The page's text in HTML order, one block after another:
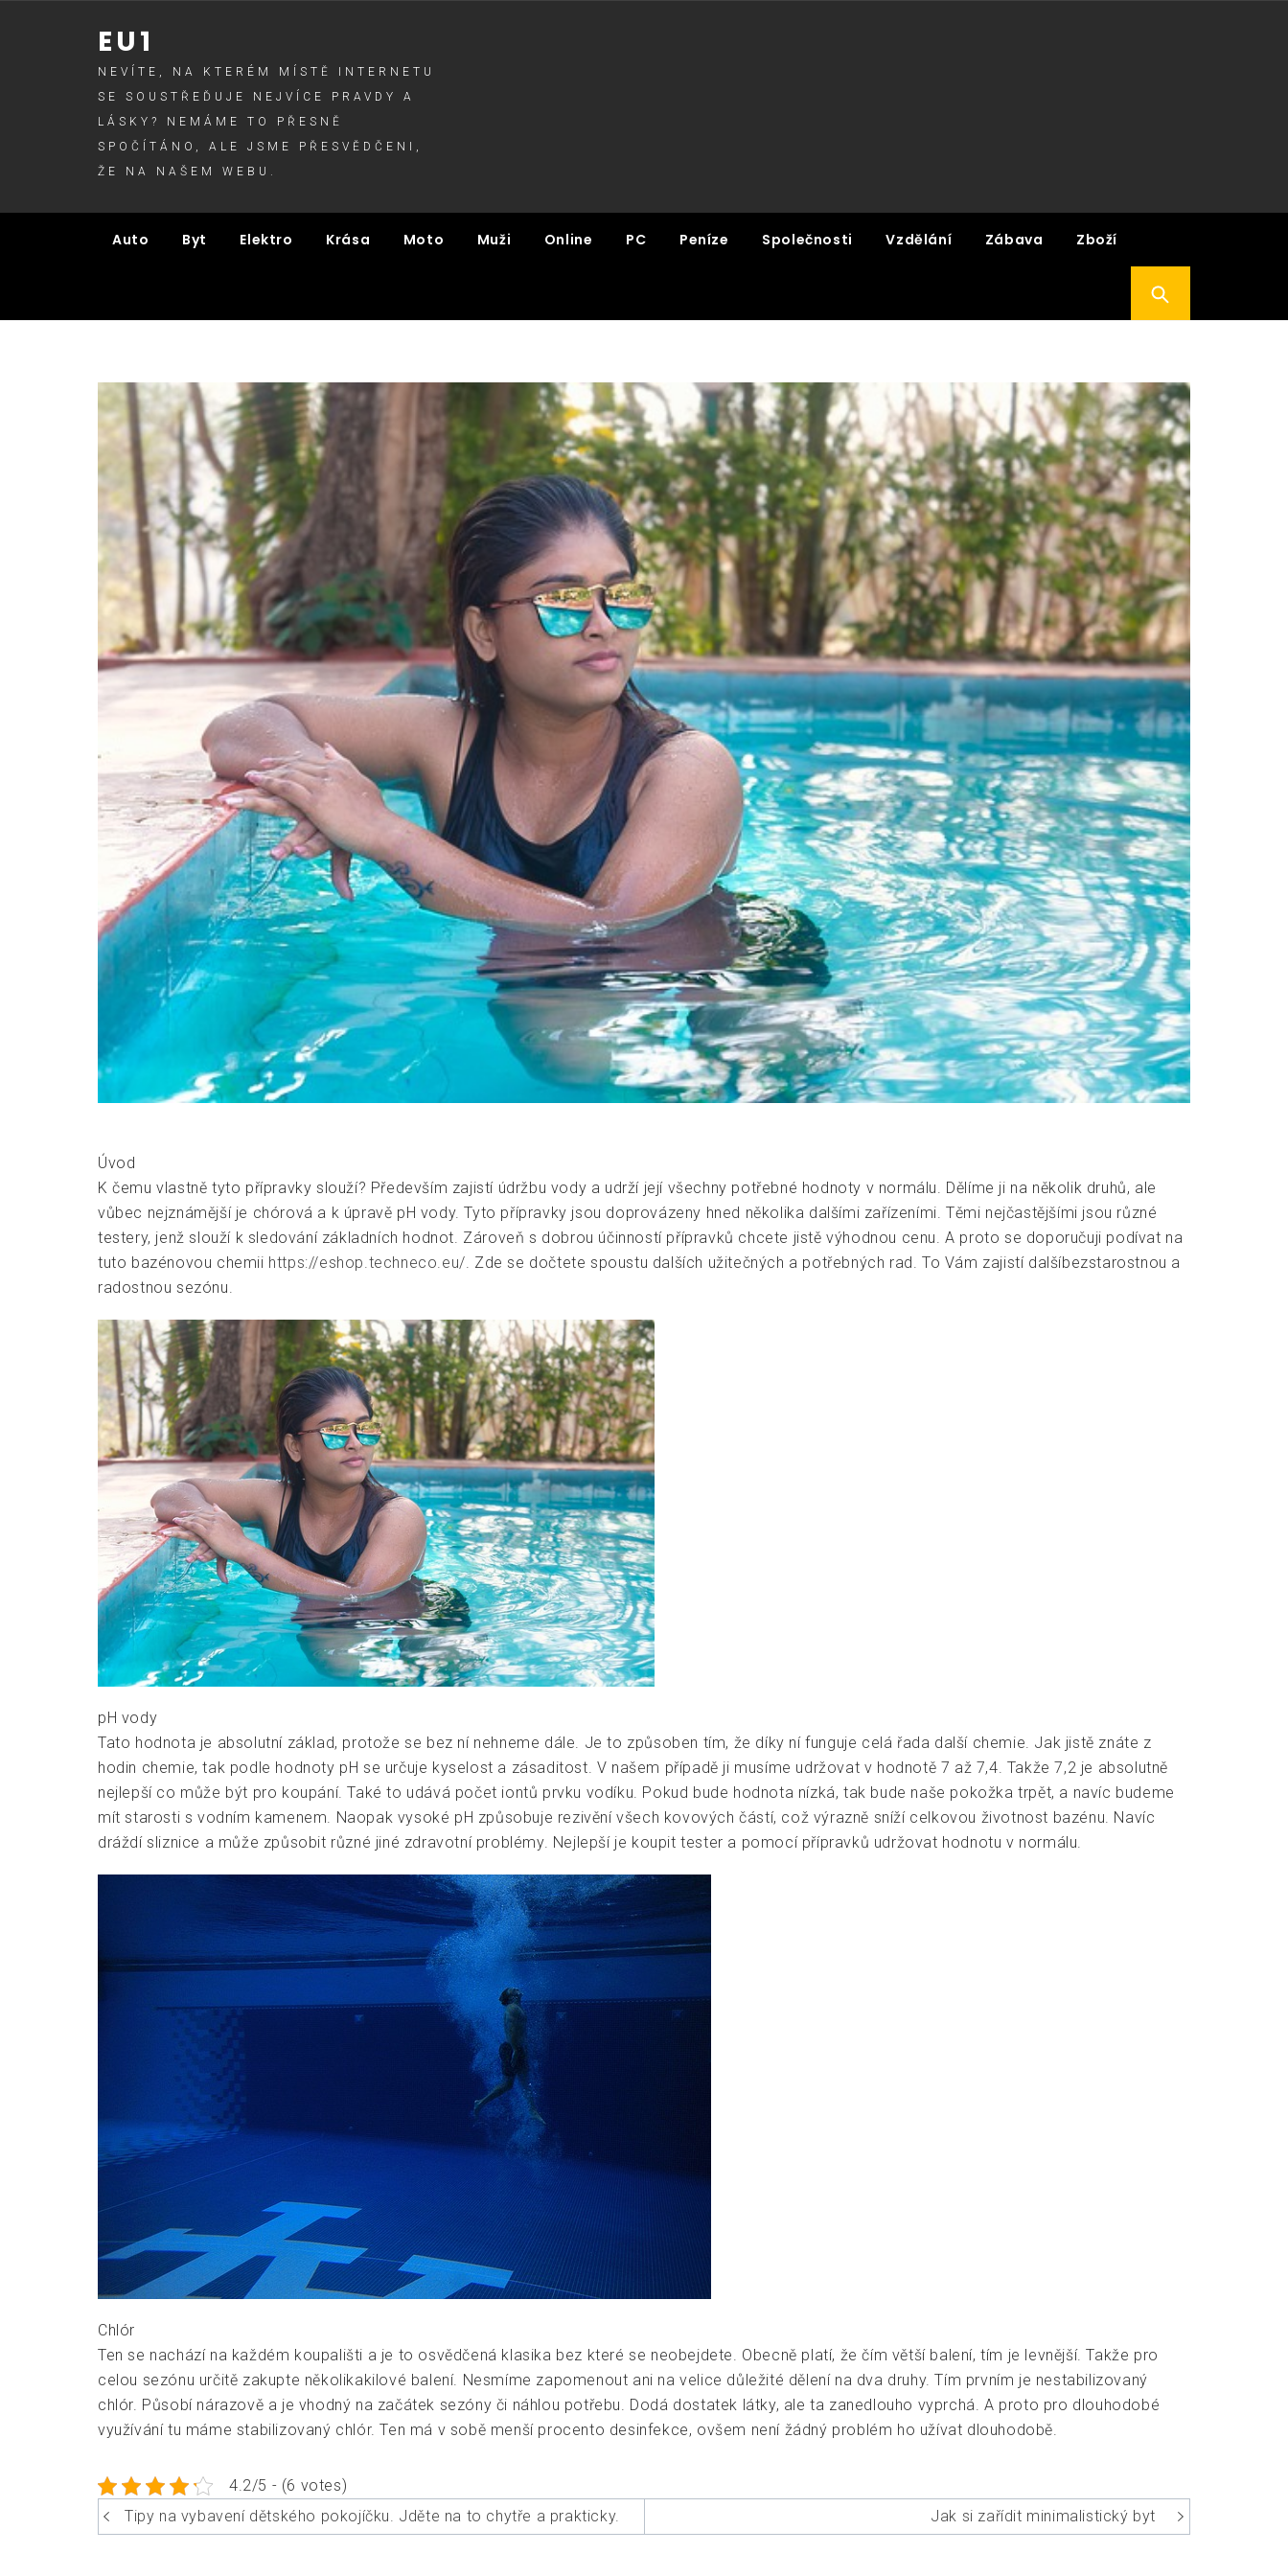
EU1
NEVÍTE, NA KTERÉM MÍSTĚ INTERNETU
SE SOUSTŘEĎUJE NEJVÍCE PRAVDY A
LÁSKY? NEMÁME TO PŘESNĚ
SPOČÍTÁNO, ALE JSME PŘESVĚDČENI,
ŽE NA NAŠEM WEBU.
Auto Byt Elektro Krása Moto Muži Online PC Peníze Společnosti Vzdělání Zábava Zboží
Úvod
K čemu vlastně tyto přípravky slouží? Především zajistí údržbu vody a udrží její všechny potřebné hodnoty v normálu. Dělíme ji na několik druhů, ale
vůbec nejznámější je chórová a k úpravě pH vody. Tyto přípravky jsou doprovázeny hned několika dalšími zařízeními. Těmi nejčastějšími jsou různé
testery, jenž slouží k sledování základních hodnot. Zároveň s dobrou účinností přípravků chcete jistě výhodnou cenu. A proto se doporučuji podívat na
tuto bazénovou chemii https://eshop.techneco.eu/ . Zde se dočtete spoustu dalších užitečných a potřebných rad. To Vám zajistí dalšíbezstarostnou a
radostnou sezónu.
pH vody
Tato hodnota je absolutní základ, protože se bez ní nehneme dále. Je to způsoben tím, že díky ní funguje celá řada další chemie. Jak jistě znáte z
hodin chemie, tak podle hodnoty pH se určuje kyselost a zásaditost. V našem případě ji musíme udržovat v hodnotě 7 až 7,4. Takže 7,2 je absolutně
nejlepší co může být pro koupání. Také to udává počet iontů prvku vodíku. Pokud bude hodnota nízká, tak bude naše pokožka trpět, a navíc budeme
mít starosti s vodním kamenem. Naopak vysoké pH způsobuje rezivění všech kovových částí, což výrazně sníží celkovou životnost bazénu. Navíc
dráždí sliznice a může způsobit různé jiné zdravotní problémy. Nejlepší je koupit tester a pomocí přípravků udržovat hodnotu v normálu.
Chlór
Ten se nachází na každém koupališti a je to osvědčená klasika bez které se neobejdete. Obecně platí, že čím větší balení, tím je levnější. Takže pro
celou sezónu určitě zakupte několikakilové balení. Nesmíme zapomenout ani na velice důležité dělení na dva druhy. Tím prvním je nestabilizovaný
chlór. Působí nárazově a je vhodný na začátek sezóny či náhlou potřebu. Dodá dostatek látky, ale ta zanedlouho vyprchá. A proto pro dlouhodobé
využívání tu máme stabilizovaný chlór. Ten má v sobě menší procento desinfekce, ovšem není žádný problém ho užívat dlouhodobě.
4.2/5 - (6 votes)
Navigace
pro
Tipy na vybavení dětského pokojíčku. Jděte na to chytře a prakticky. Jak si zařídit minimalistický byt